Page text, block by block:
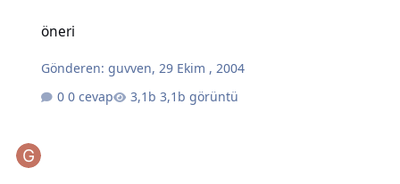
öneri
Gönderen:guvven,29 Ekim , 2004
0 cevap
3,1b görüntü